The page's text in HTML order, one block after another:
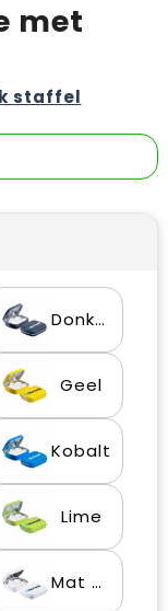
met
staffel
Donkergrijs
Geel
Kobalt
Lime
Mat Wit